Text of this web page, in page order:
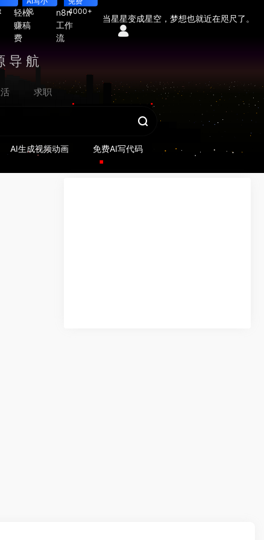
轻松
赚稿
费
说
n8n
工作
流
4000+
当星星变成星空，梦想也就近在咫尺了。
导航
求职
AI生成视频动画 免费AI写代码